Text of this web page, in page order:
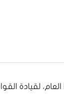
لقيادة